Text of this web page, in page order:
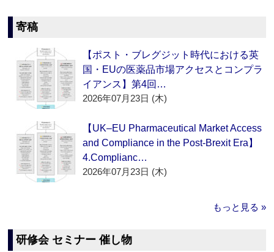
寄稿
【ポスト・ブレグジット時代における英
国・EUの医薬品市場アクセスとコンプラ
イアンス】第4回…
2026年07月23日 (木)
【UK–EU Pharmaceutical Market Access
and Compliance in the Post-Brexit Era】
4.Complianc…
2026年07月23日 (木)
もっと見る »
研修会 セミナー 催し物